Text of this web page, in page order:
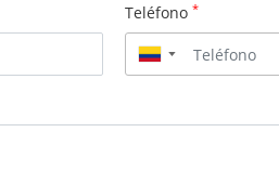
Teléfono *
▼